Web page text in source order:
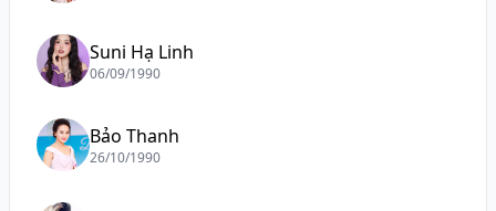
Suni Hạ Linh
06/09/1990
Bảo Thanh
26/10/1990